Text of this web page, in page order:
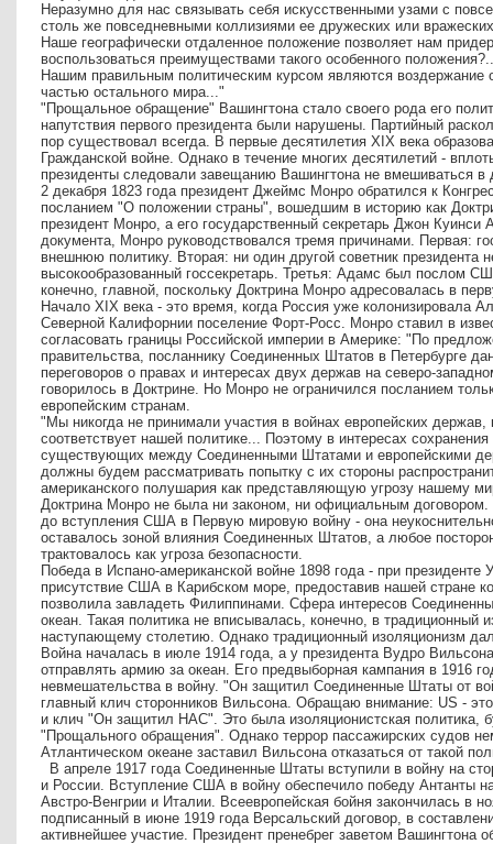
Неразумно для нас связывать себя искусственными узами с
столь же повседневными коллизиями ее дружеских или
Наше географически отдаленное положение позволяет нам
воспользоваться преимуществами такого особенного положения?..
Нашим правильным политическим курсом являются воздержание
частью остального мира..."
"Прощальное обращение" Вашингтона стало своего рода его
напутствия первого президента были нарушены. Партийный
пор существовал всегда. В первые десятилетия XIX века
Гражданской войне. Однако в течение многих десятилетий -
президенты следовали завещанию Вашингтона не вмешиваться в
2 декабря 1823 года президент Джеймс Монро обратился к
посланием "О положении страны", вошедшим в историю как
президент Монро, а его государственный секретарь Джон
документа, Монро руководствовался тремя причинами. Первая:
внешнюю политику. Вторая: ни один другой советник президента
высокообразованный госсекретарь. Третья: Адамс был послом
конечно, главной, поскольку Доктрина Монро адресовалась в
Начало XIX века - это время, когда Россия уже колонизировала
Северной Калифорнии поселение Форт-Росс. Монро ставил в
согласовать границы Российской империи в Америке: "По
правительства, посланнику Соединенных Штатов в Петербурге
переговоров о правах и интересах двух держав на северо-
говорилось в Доктрине. Но Монро не ограничился посланием
европейским странам.
"Мы никогда не принимали участия в войнах европейских
соответствует нашей политике... Поэтому в интересах
существующих между Соединенными Штатами и европейскими
должны будем рассматривать попытку с их стороны
американского полушария как представляющую угрозу нашему
Доктрина Монро не была ни законом, ни официальным договором.
до вступления США в Первую мировую войну - она
оставалось зоной влияния Соединенных Штатов, а любое
трактовалось как угроза безопасности.
Победа в Испано-американской войне 1898 года - при
присутствие США в Карибском море, предоставив нашей стране
позволила завладеть Филиппинами. Сфера интересов
океан. Такая политика не вписывалась, конечно, в традиционный
наступающему столетию. Однако традиционный изоляционизм
Война началась в июле 1914 года, а у президента Вудро
отправлять армию за океан. Его предвыборная кампания в 1916
невмешательства в войну. "Он защитил Соединенные Штаты от
главный клич сторонников Вильсона. Обращаю внимание: US -
и клич "Он защитил НАС". Это была изоляционистская политика,
"Прощального обращения". Однако террор пассажирских судов
Атлантическом океане заставил Вильсона отказаться от такой
В апреле 1917 года Соединенные Штаты вступили в войну на
и России. Вступление США в войну обеспечило победу Антанты
Австро-Венгрии и Италии. Всеевропейская бойня закончилась в
подписанный в июне 1919 года Версальский договор, в
активнейшее участие. Президент пренебрег заветом Вашингтона